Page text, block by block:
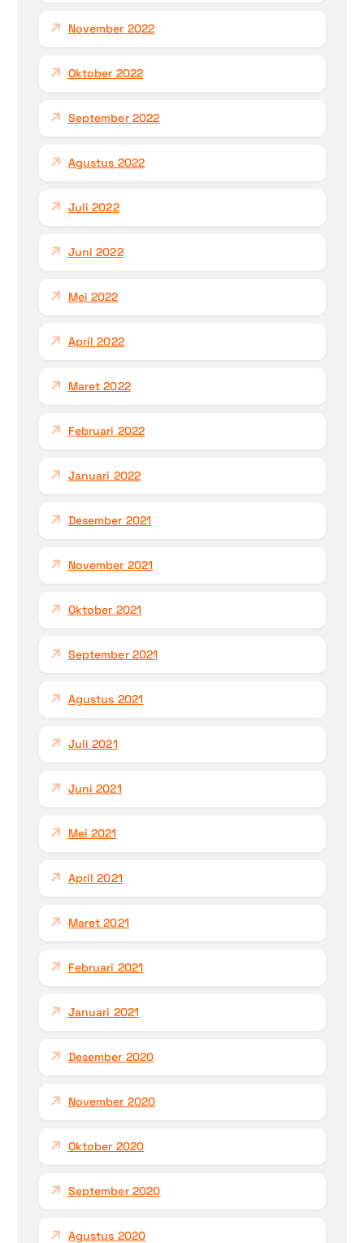
November 2022
Oktober 2022
September 2022
Agustus 2022
Juli 2022
Juni 2022
Mei 2022
April 2022
Maret 2022
Februari 2022
Januari 2022
Desember 2021
November 2021
Oktober 2021
September 2021
Agustus 2021
Juli 2021
Juni 2021
Mei 2021
April 2021
Maret 2021
Februari 2021
Januari 2021
Desember 2020
November 2020
Oktober 2020
September 2020
Agustus 2020